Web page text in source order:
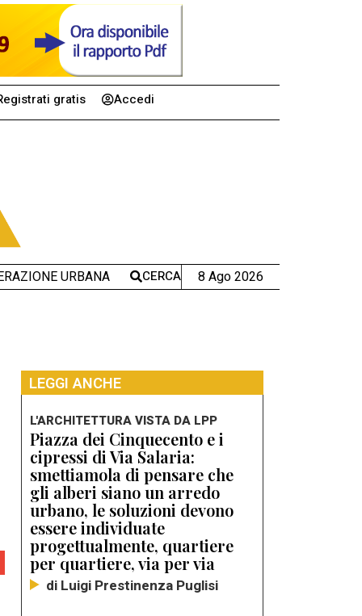
gratis Accedi
URBANA CERCA 8 Ago 2026
LEGGI ANCHE
L'ARCHITETTURA VISTA DA LPP
Piazza dei Cinquecento e i
cipressi di Via Salaria:
smettiamola di pensare che
gli alberi siano un arredo
urbano, le soluzioni devono
essere individuate
progettualmente, quartiere
per quartiere, via per via
di Luigi Prestinenza Puglisi